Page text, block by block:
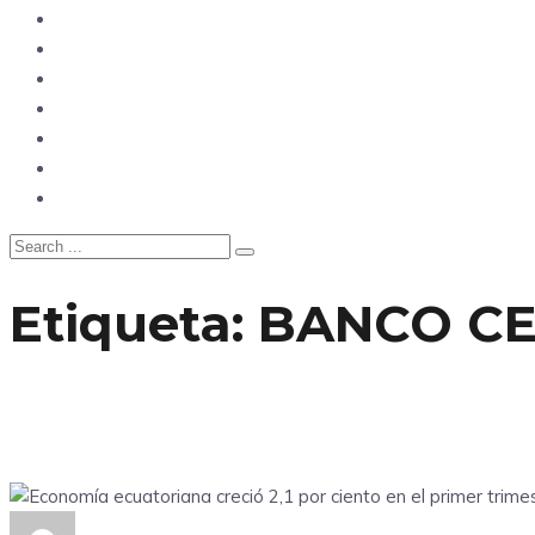
Etiqueta: BANCO